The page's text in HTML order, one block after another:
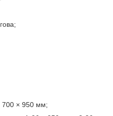
700 × 950 мм;